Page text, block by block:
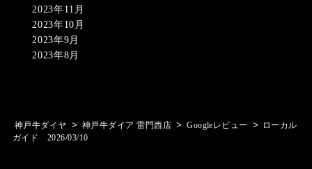
2023年11月
2023年10月
2023年9月
2023年8月
神戸牛ダイヤ > 神戸牛ダイア 雷門西店 > Googleレビュー >
ローカル
ガイド 2026/03/10